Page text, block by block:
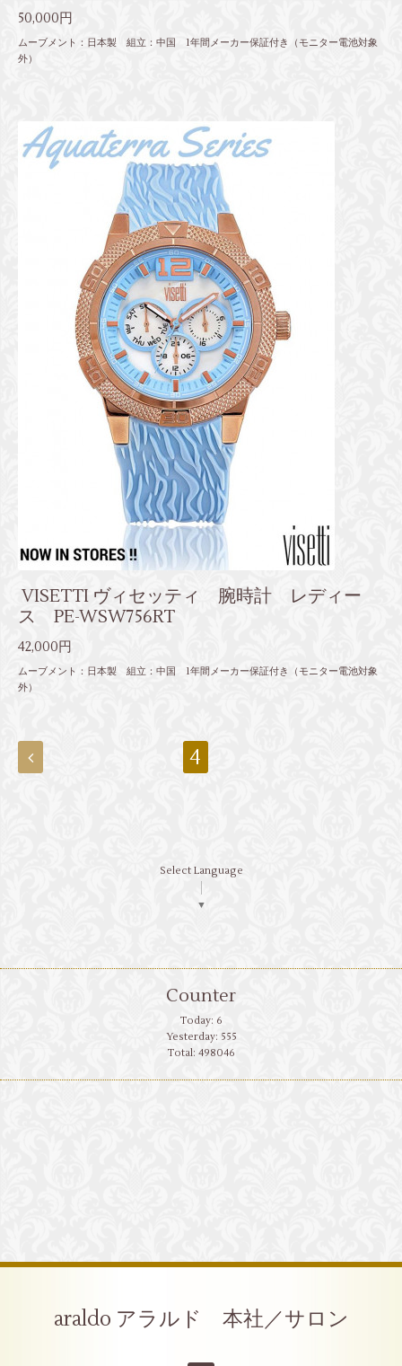
50,000円
ムーブメント：日本製 組立：中国 1年間メーカー保証付き（モニター電池対象
外）
VISETTI ヴィセッティ 腕時計 レディー
ス PE-WSW756RT
42,000円
ムーブメント：日本製 組立：中国 1年間メーカー保証付き（モニター電池対象
外）
4
Select Language
▼
Counter
Today: 6
Yesterday: 555
Total: 498046
araldo アラルド 本社／サロン